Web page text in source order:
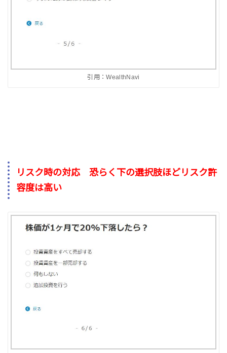
引用：WealthNavi
リスク時の対応 恐らく下の選択肢ほどリスク許
容度は高い